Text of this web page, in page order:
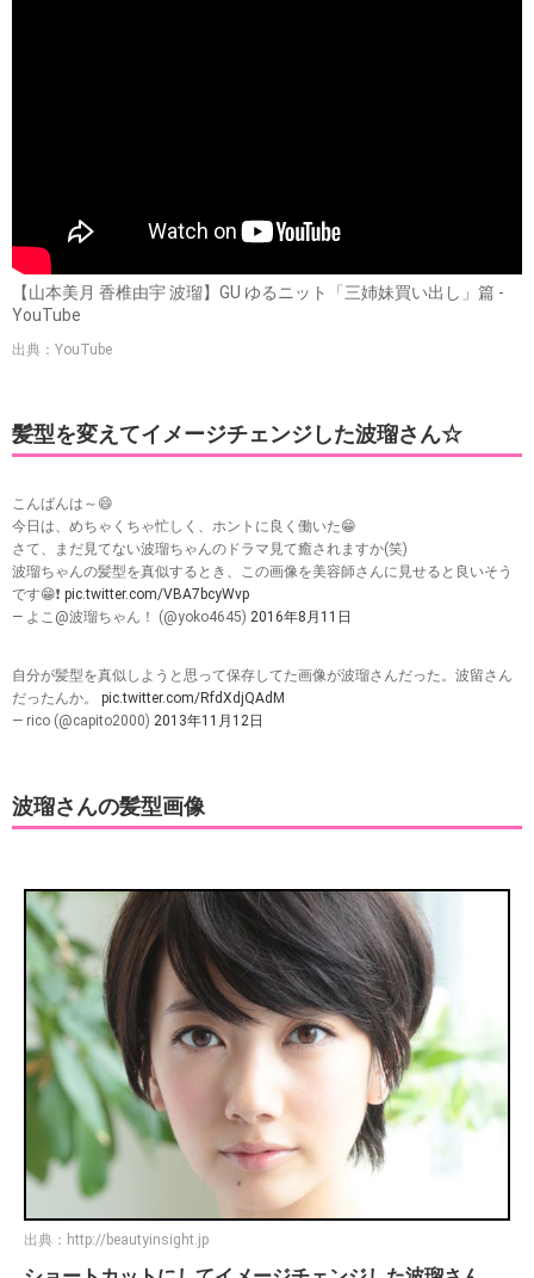
【山本美月 香椎由宇 波瑠】GU ゆるニット「三姉妹買い出し」篇 -
YouTube
出典：YouTube
髪型を変えてイメージチェンジした波瑠さん☆
こんばんは～😄
今日は、めちゃくちゃ忙しく、ホントに良く働いた😁
さて、まだ見てない波瑠ちゃんのドラマ見て癒されますか(笑)
波瑠ちゃんの髪型を真似するとき、この画像を美容師さんに見せると良いそう
です😁❗ pic.twitter.com/VBA7bcyWvp
— よこ@波瑠ちゃん！ (@yoko4645) 2016年8月11日
自分が髪型を真似しようと思って保存してた画像が波瑠さんだった。波留さん
だったんか。 pic.twitter.com/RfdXdjQAdM
— rico (@capito2000) 2013年11月12日
波瑠さんの髪型画像
出典： http://beautyinsight.jp